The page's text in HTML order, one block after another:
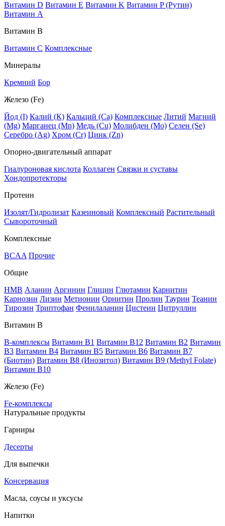
Витамин D Витамин E Витамин K Витамин P (Рутин)
Витамин А
Витамин В
Витамин C Комплексные
Минералы
Кремний Бор
Железо (Fe)
Йод (I) Калий (К) Кальций (Са) Комплексные Литий Магний
(Mg) Марганец (Mn) Медь (Сu) Молибден (Мо) Селен (Se)
Серебро (Ag) Хром (Cr) Цинк (Zn)
Опорно-двигательный аппарат
Гиалуроновая кислота Коллаген Связки и суставы
Хондопротекторы
Протеин
Изолят/Гидролизат Казеиновый Комплексный Растительный
Сывороточный
Комплексные
BCAA Прочие
Общие
HMB Аланин Аргинин Глицин Глютамин Карнитин
Карнозин Лизин Метионин Орнитин Пролин Таурин Теанин
Тирозин Триптофан Фенилаланин Цистеин Цитруллин
Витамин В
B-комплексы Витамин B1 Витамин B12 Витамин B2 Витамин
B3 Витамин B4 Витамин B5 Витамин B6 Витамин B7
(Биотин) Витамин B8 (Инозитол) Витамин B9 (Methyl Folate)
Витамин В10
Железо (Fe)
Fe-комплексы
Натуральные продукты
Гарниры
Десерты
Для выпечки
Консервация
Масла, соусы и уксусы
Напитки